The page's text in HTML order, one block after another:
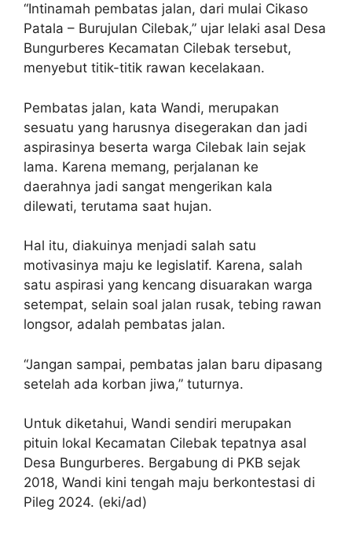
“Intinamah pembatas jalan, dari mulai Cikaso
Patala – Burujulan Cilebak,” ujar lelaki asal Desa
Bungurberes Kecamatan Cilebak tersebut,
menyebut titik-titik rawan kecelakaan.
Pembatas jalan, kata Wandi, merupakan
sesuatu yang harusnya disegerakan dan jadi
aspirasinya beserta warga Cilebak lain sejak
lama. Karena memang, perjalanan ke
daerahnya jadi sangat mengerikan kala
dilewati, terutama saat hujan.
Hal itu, diakuinya menjadi salah satu
motivasinya maju ke legislatif. Karena, salah
satu aspirasi yang kencang disuarakan warga
setempat, selain soal jalan rusak, tebing rawan
longsor, adalah pembatas jalan.
“Jangan sampai, pembatas jalan baru dipasang
setelah ada korban jiwa,” tuturnya.
Untuk diketahui, Wandi sendiri merupakan
pituin lokal Kecamatan Cilebak tepatnya asal
Desa Bungurberes. Bergabung di PKB sejak
2018, Wandi kini tengah maju berkontestasi di
Pileg 2024. (eki/ad)